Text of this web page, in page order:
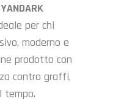
per chi
moderno e
prodotto con
contro graffi,
tempo.